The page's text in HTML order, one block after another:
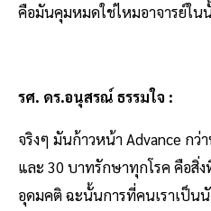
คือมันคุมหมดใช่ไหมอาจารย์ใน
รศ. ดร.อนุสรณ์ ธรรมใจ :
จริงๆ มันก้าวหน้า Advance ก
และ 30 บาทรักษาทุกโรค คือสิ่
อุดมคติ ฉะนั้นการที่คนเราเป็น